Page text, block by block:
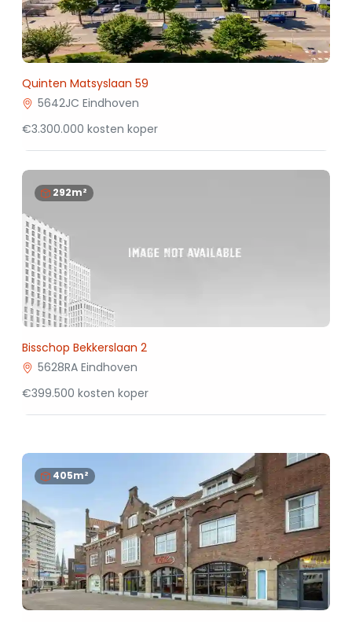
Quinten Matsyslaan 59
5642JC Eindhoven
€3.300.000 kosten koper
292m²
Bisschop Bekkerslaan 2
5628RA Eindhoven
€399.500 kosten koper
405m²